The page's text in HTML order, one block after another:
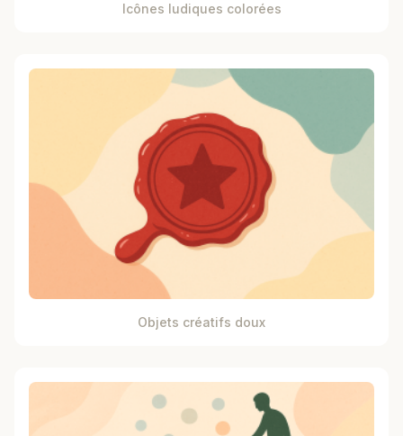
Icônes ludiques colorées
Objets créatifs doux